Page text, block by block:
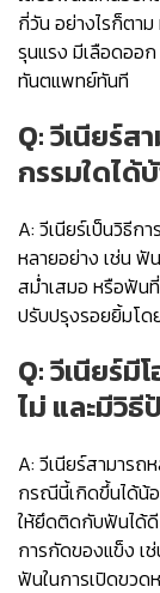
กี่วัน อย่างไรก็ตา
รุนแรง มีเลือดออ
ทันตแพทย์ทันที
Q: วีเนียร์
กรรมใดได้
A: วีเนียร์เป็นวิธี
หลายอย่าง เช่น ฟั
สม่ำเสมอ หรือฟัน
ปรับปรุงรอยยิ้มโด
Q: วีเนียร์มี
ไม่ และมีวิธี
A: วีเนียร์สามารถ
กรณีนี้เกิดขึ้นได้น้
ให้ยึดติดกับฟันได้
การกัดของแข็ง เ
ฟันในการเปิดขวด